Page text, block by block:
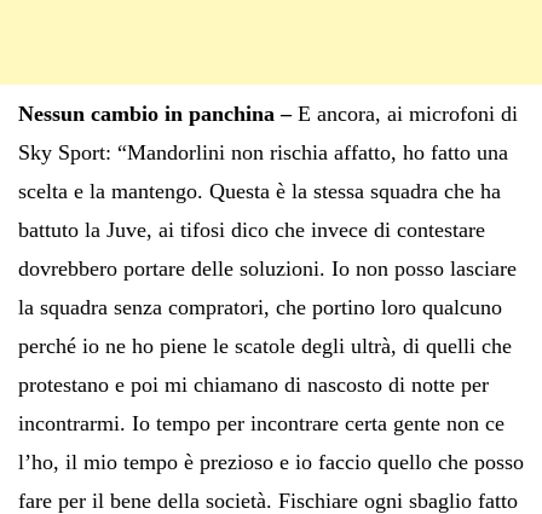
Nessun cambio in panchina –E ancora, ai microfoni di
Sky Sport: “Mandorlini non rischia affatto, ho fatto una
scelta e la mantengo. Questa è la stessa squadra che ha
battuto la Juve, ai tifosi dico che invece di contestare
dovrebbero portare delle soluzioni. Io non posso lasciare
la squadra senza compratori, che portino loro qualcuno
perché io ne ho piene le scatole degli ultrà, di quelli che
protestano e poi mi chiamano di nascosto di notte per
incontrarmi. Io tempo per incontrare certa gente non ce
l’ho, il mio tempo è prezioso e io faccio quello che posso
fare per il bene della società. Fischiare ogni sbaglio fatto